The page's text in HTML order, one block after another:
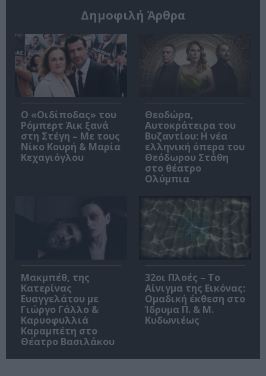
Δημοφιλή Άρθρα
O «Οιδίποδας» του
Ρόμπερτ Άικ ξανά
στη Στέγη – Με τους
Νίκο Κουρή & Μαρία
Κεχαγιόγλου
Θεοδώρα,
Αυτοκράτειρα του
Βυζαντίου: Η νέα
ελληνική όπερα του
Θεόδωρου Στάθη
στο θέατρο
Ολύμπια
Μακμπέθ, της
Κατερίνας
Ευαγγελάτου με
Γιώργο Γάλλο &
Καρυοφυλλιά
Καραμπέτη στο
Θέατρο Βασιλάκου
32οι Πλοές – Το
Αίνιγμα της Εικόνας:
Ομαδική έκθεση στο
Ίδρυμα Π. & Μ.
Κυδωνιέως